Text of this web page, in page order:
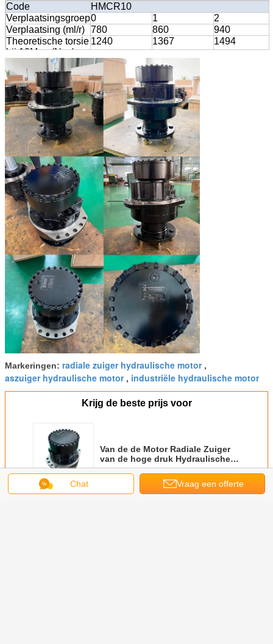
Code
HMCR10
Verplaatsingsgroep0 1
2
Verplaatsing (ml/r) 780 860
940
Theoretische torsie
bij 10Mpa (N.m)
1240 1367 1494
Geschatte snelheid
(r/min)
125 100
Geschatte druk
(Mpa)
25 25
Geschatte torsie
(N.M)
2560 2820
Max.pressure
(Mpa)
31.5 31.5
Max.torque (N.m) 3160 3480
Snelheidswaaier
(r/min)
0-215 0-195
Max.power (kW) 44 44
Markeringen: radiale zuiger hydraulische motor,
aszuiger hydraulische motor, industriële hydraulische motor
Krijg de beste prijs voor
Van de de Motor Radiale Zuiger
van de hoge druk Hydraulische
Zuiger het Wielmotor voor
BOBCAT T300
Chat Vraag een offerte